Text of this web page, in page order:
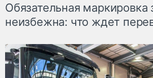
Обязательная маркировка
неизбежна: что ждет